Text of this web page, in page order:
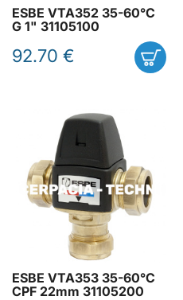
ESBE VTA352 35-60°C
G 1" 31105100
92.70 €
ESBE VTA353 35-60°C
CPF 22mm 31105200